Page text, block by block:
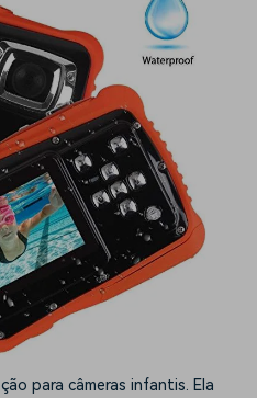
para câmeras infantis. Ela